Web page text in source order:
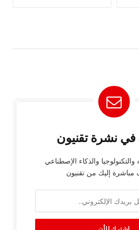
نشرة تقنيون
والتكنولوجيا والذكاء الإصطناعي
مباشرة إليك من تقنيون